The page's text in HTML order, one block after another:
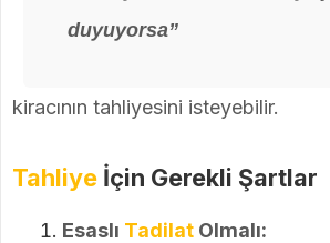
duyuyorsa”
kiracının tahliyesini isteyebilir.
Tahliye İçin Gerekli Şartlar
Esaslı Tadilat Olmalı: